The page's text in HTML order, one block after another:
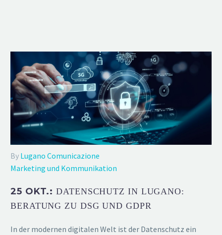
By Lugano Comunicazione
Marketing und Kommunikation
25 OKT.:DATENSCHUTZ IN LUGANO:
BERATUNG ZU DSG UND GDPR
In der modernen digitalen Welt ist der Datenschutz ein